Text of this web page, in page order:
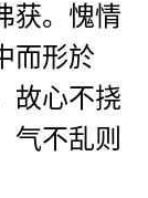
获。愧情
而形於
故心不挠
气不乱则